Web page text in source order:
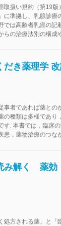
癌取扱い規約（第19
に準拠し、乳腺診療
では高齢者乳癌の記
らの治療法別の構成
だき薬理学
事者であれば薬との
の種類は多様であり
す. 本書では，臨床
患，薬物治療のつな
み解く 薬効
く処方される薬」と